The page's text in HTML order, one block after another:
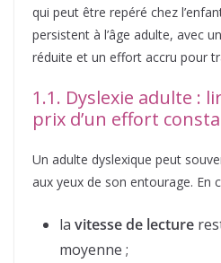
qui peut être repéré chez
persistent à l’âge adulte, avec
réduite et un effort accru pour
1.1. Dyslexie adulte :
prix d’un effort
Un adulte dyslexique peut
aux yeux de son entourage. En
la vitesse de lecture
moyenne ;